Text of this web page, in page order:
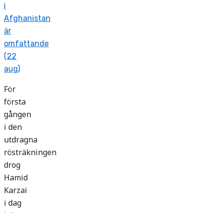
i
Afghanistan
är
omfattande
(22
aug)
För
första
gången
i den
utdragna
rösträkningen
drog
Hamid
Karzai
i dag